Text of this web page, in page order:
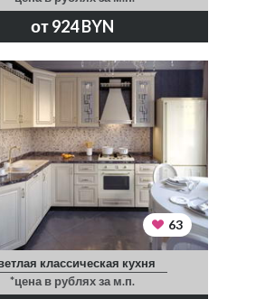
от 924 BYN
63
классическая кухня
*цена в рублях за м.п.